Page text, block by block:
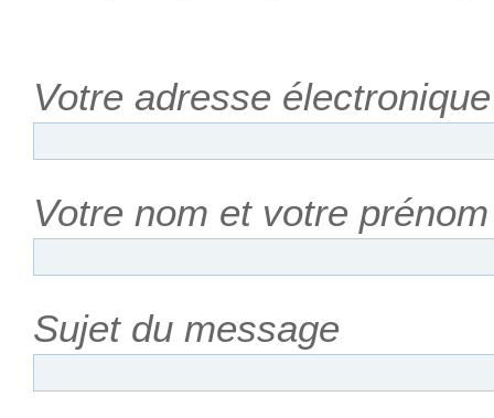
Votre adresse électronique
Votre nom et votre prénom
Sujet du message